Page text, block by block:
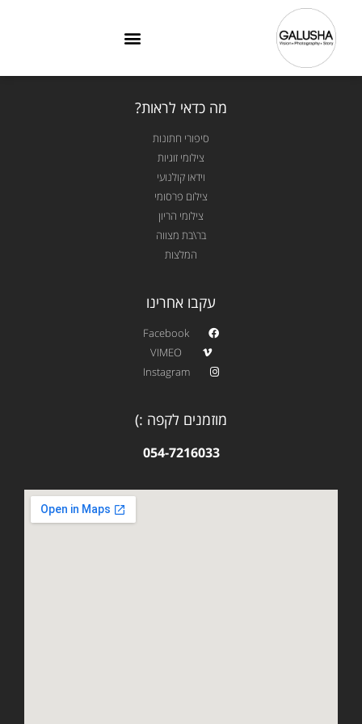
מה כדאי לראות?
סיפורי חתונות
צילומי זוגיות
וידאו קולנועי
צילום פרסומי
צילומי הריון
בר\בת מצווה
המלצות
עקבו אחרינו
Facebook
VIMEO
Instagram
מוזמנים לקפה :)
054-7216033